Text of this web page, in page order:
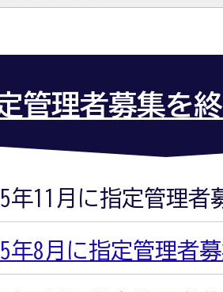
管理者募集を
年11月に指定管理者
年8月に指定管理者